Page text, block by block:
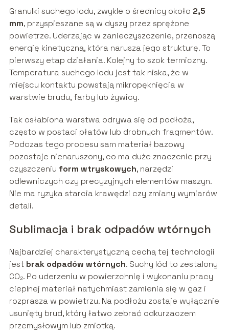
Granulki suchego lodu, zwykle o średnicy około 2,5
mm, przyspieszane są w dyszy przez sprężone
powietrze. Uderzając w zanieczyszczenie, przenoszą
energię kinetyczną, która narusza jego strukturę. To
pierwszy etap działania. Kolejny to szok termiczny.
Temperatura suchego lodu jest tak niska, że w
miejscu kontaktu powstają mikropęknięcia w
warstwie brudu, farby lub żywicy.
Tak osłabiona warstwa odrywa się od podłoża,
często w postaci płatów lub drobnych fragmentów.
Podczas tego procesu sam materiał bazowy
pozostaje nienaruszony, co ma duże znaczenie przy
czyszczeniu form wtryskowych, narzędzi
odlewniczych czy precyzyjnych elementów maszyn.
Nie ma ryzyka starcia krawędzi czy zmiany wymiarów
detali.
Sublimacja i brak odpadów wtórnych
Najbardziej charakterystyczną cechą tej technologii
jest brak odpadów wtórnych. Suchy lód to zestalony
CO₂. Po uderzeniu w powierzchnię i wykonaniu pracy
cieplnej materiał natychmiast zamienia się w gaz i
rozprasza w powietrzu. Na podłożu zostaje wyłącznie
usunięty brud, który łatwo zebrać odkurzaczem
przemysłowym lub zmiotką.